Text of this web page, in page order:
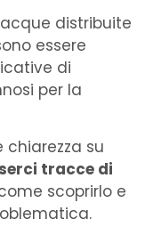
distribuite
essere
di
per la
su
tracce di
scoprirlo e